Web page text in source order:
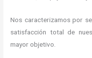
Nos caracterizamos por
satisfacción total de
mayor objetivo.